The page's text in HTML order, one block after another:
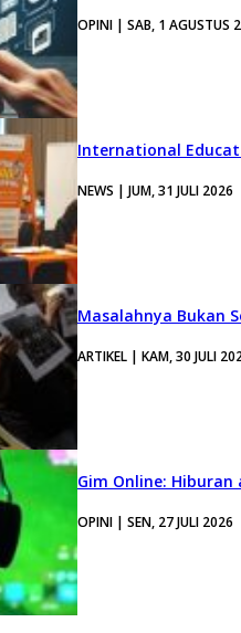
OPINI | SAB, 1 AGUSTUS
International
NEWS | JUM, 31 JULI 2026
Masalahnya Bukan
ARTIKEL | KAM, 30 JULI
Gim Online:
OPINI | SEN, 27 JULI 2026